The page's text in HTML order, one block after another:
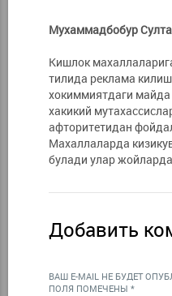
Мухаммадбобур
Кишлок
тилида реклама килиш
хокиммиятдаги
хакикий
афторитетидан
Махаллаларда
булади улар
Добавить
ВАШ E-MAIL НЕ БУДЕТ
ПОЛЯ ПОМЕЧЕНЫ *